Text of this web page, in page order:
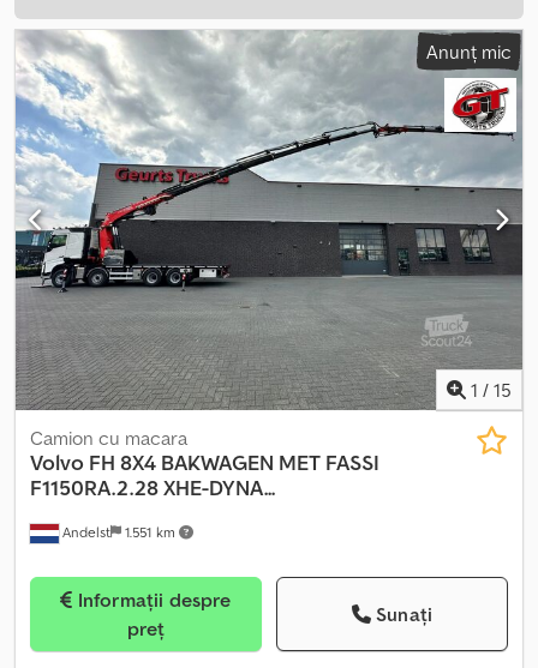
Anunț mic
1 / 15
Andelst 1.551 km
Camion cu macara
Volvo FH 8X4 BAKWAGEN MET FASSI
F1150RA.2.28 XHE-DYNA...
preț
Sunați